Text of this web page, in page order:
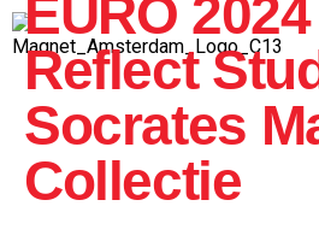
EURO
Reflect
Socrates
Collectie